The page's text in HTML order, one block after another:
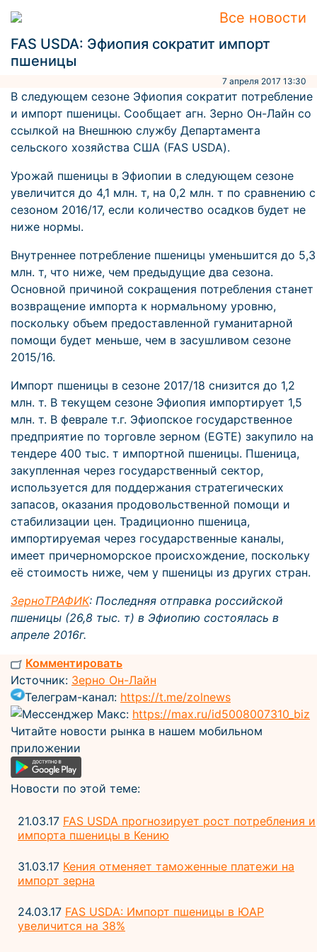
Все новости
FAS USDA: Эфиопия сократит импорт
пшеницы
7 апреля 2017 13:30
В следующем сезоне Эфиопия сократит потребление
и импорт пшеницы. Сообщает агн. Зерно Он-Лайн со
ссылкой на Внешнюю службу Департамента
сельского хозяйства США (FAS USDA).
Урожай пшеницы в Эфиопии в следующем сезоне
увеличится до 4,1 млн. т, на 0,2 млн. т по сравнению с
сезоном 2016/17, если количество осадков будет не
ниже нормы.
Внутреннее потребление пшеницы уменьшится до 5,3
млн. т, что ниже, чем предыдущие два сезона.
Основной причиной сокращения потребления станет
возвращение импорта к нормальному уровню,
поскольку объем предоставленной гуманитарной
помощи будет меньше, чем в засушливом сезоне
2015/16.
Импорт пшеницы в сезоне 2017/18 снизится до 1,2
млн. т. В текущем сезоне Эфиопия импортирует 1,5
млн. т. В феврале т.г. Эфиопское государственное
предприятие по торговле зерном (EGTE) закупило на
тендере 400 тыс. т импортной пшеницы. Пшеница,
закупленная через государственный сектор,
используется для поддержания стратегических
запасов, оказания продовольственной помощи и
стабилизации цен. Традиционно пшеница,
импортируемая через государственные каналы,
имеет причерноморское происхождение, поскольку
её стоимость ниже, чем у пшеницы из других стран.
ЗерноТРАФИК: Последняя отправка российской
пшеницы (26,8 тыс. т) в Эфиопию состоялась в
апреле 2016г.
Комментировать
Источник: Зерно Он-Лайн
Телеграм-канал: https://t.me/zolnews
Мессенджер Макс: https://max.ru/id5008007310_biz
Читайте новости рынка в нашем мобильном
приложении
Новости по этой теме:
21.03.17 FAS USDA прогнозирует рост потребления и
импорта пшеницы в Кению
31.03.17 Кения отменяет таможенные платежи на
импорт зерна
24.03.17 FAS USDA: Импорт пшеницы в ЮАР
увеличится на 38%